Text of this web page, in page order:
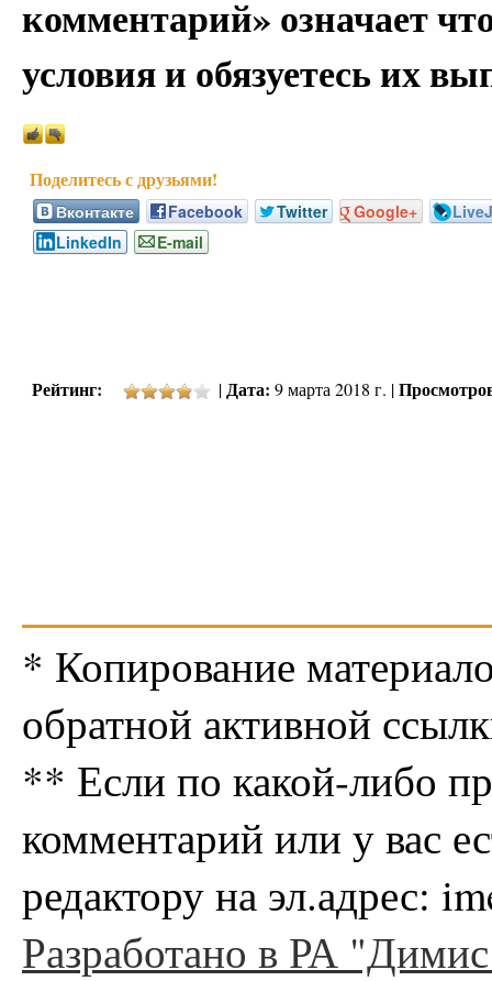
комментарий» означает
условия и обязуетесь их
Вконтакте Facebook Twitter Google+
LinkedIn
E-mail
Рейтинг: |Дата: 9 марта 2018 г. |
* Копирование
обратной активной
** Если по какой-либо
комментарий или у вас
редактору на эл.адрес:
Разработано в РА